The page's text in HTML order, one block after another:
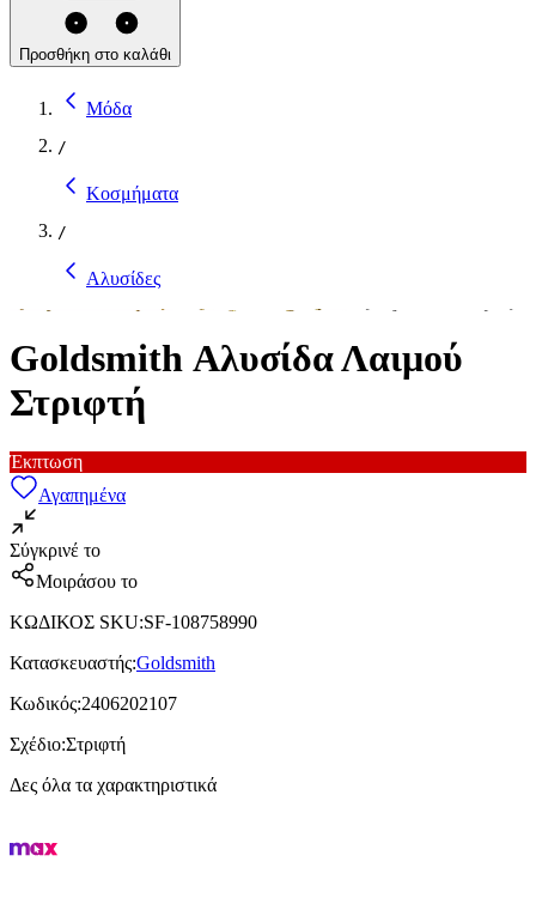
Προσθήκη στο καλάθι
Μόδα
/
Κοσμήματα
/
Αλυσίδες
Goldsmith Αλυσίδα Λαιμού
Στριφτή
Έκπτωση
Αγαπημένα
Σύγκρινέ το
Μοιράσου το
ΚΩΔΙΚΟΣ SKU:SF-108758990
Κατασκευαστής:Goldsmith
Κωδικός:2406202107
Σχέδιο:Στριφτή
Δες όλα τα χαρακτηριστικά